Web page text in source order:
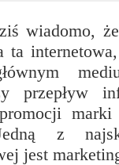
wiadomo,
ta
przepływ
z
jest